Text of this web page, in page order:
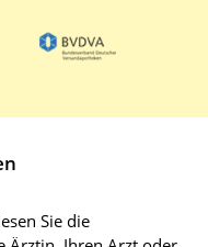
Sie die